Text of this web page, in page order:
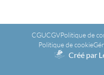
CGUCGVPolitique de
Politique de cookie
Créé par